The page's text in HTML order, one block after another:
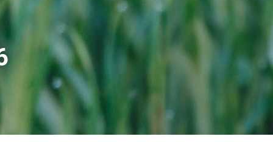
Alpenvogelmonitoring
Historische Bestandserfassungen
Rebhuhn
Rotmilan-Schlafplatzzählung
Synchronzählung Goldregenpfeifer
Synchronzählung Schwäne